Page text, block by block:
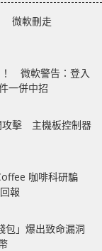
微軟刪走
微軟警告：登入
一併中招
攻擊 主機板控制器
咖啡科研騙
報
包」爆出致命漏洞